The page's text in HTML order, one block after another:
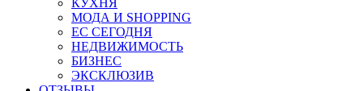
КУХНЯ
МОДА И SHOPPING
ЕС СЕГОДНЯ
НЕДВИЖИМОСТЬ
БИЗНЕС
ЭКСКЛЮЗИВ